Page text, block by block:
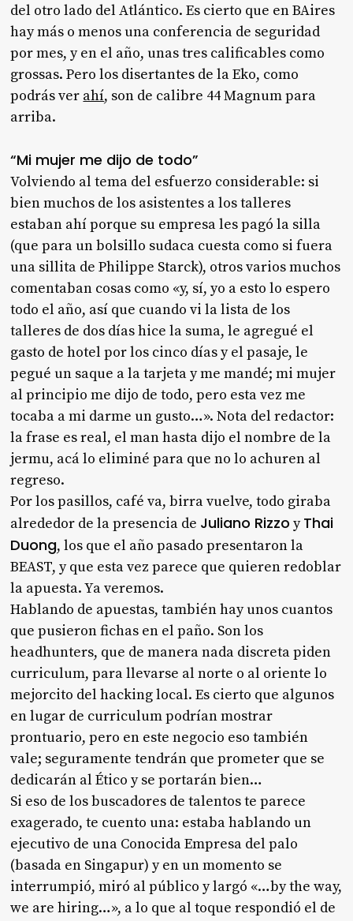
del otro lado del Atlántico. Es cierto que en BAires
hay más o menos una conferencia de seguridad
por mes, y en el año, unas tres calificables como
grossas. Pero los disertantes de la Eko, como
podrás ver ahí, son de calibre 44 Magnum para
arriba.
“Mi mujer me dijo de todo”
Volviendo al tema del esfuerzo considerable: si
bien muchos de los asistentes a los talleres
estaban ahí porque su empresa les pagó la silla
(que para un bolsillo sudaca cuesta como si fuera
una sillita de Philippe Starck), otros varios muchos
comentaban cosas como «y, sí, yo a esto lo espero
todo el año, así que cuando vi la lista de los
talleres de dos días hice la suma, le agregué el
gasto de hotel por los cinco días y el pasaje, le
pegué un saque a la tarjeta y me mandé; mi mujer
al principio me dijo de todo, pero esta vez me
tocaba a mi darme un gusto…». Nota del redactor:
la frase es real, el man hasta dijo el nombre de la
jermu, acá lo eliminé para que no lo achuren al
regreso.
Por los pasillos, café va, birra vuelve, todo giraba
alrededor de la presencia de Juliano Rizzo yThai
Duong, los que el año pasado presentaron la
BEAST, y que esta vez parece que quieren redoblar
la apuesta. Ya veremos.
Hablando de apuestas, también hay unos cuantos
que pusieron fichas en el paño. Son los
headhunters, que de manera nada discreta piden
curriculum, para llevarse al norte o al oriente lo
mejorcito del hacking local. Es cierto que algunos
en lugar de curriculum podrían mostrar
prontuario, pero en este negocio eso también
vale; seguramente tendrán que prometer que se
dedicarán al Ético y se portarán bien…
Si eso de los buscadores de talentos te parece
exagerado, te cuento una: estaba hablando un
ejecutivo de una Conocida Empresa del palo
(basada en Singapur) y en un momento se
interrumpió, miró al público y largó «…by the way,
we are hiring…», a lo que al toque respondió el de